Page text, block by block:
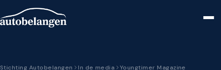
Stichting Autobelangen In de media Youngtimer Magazine